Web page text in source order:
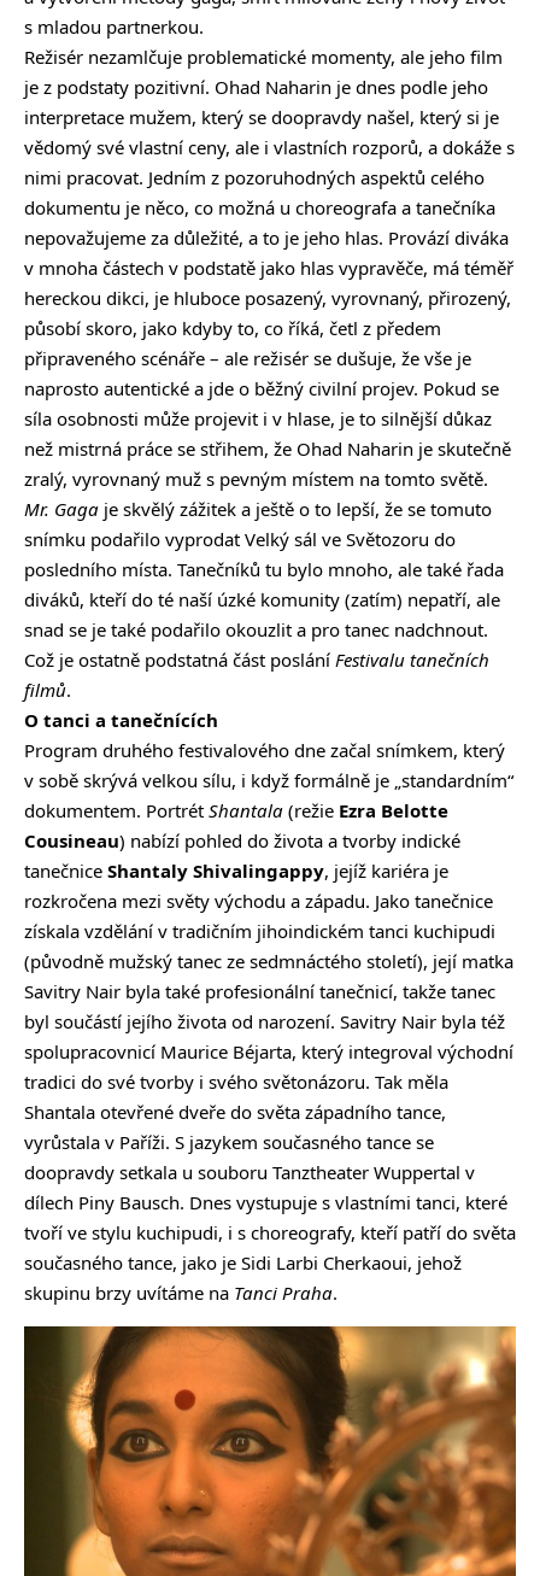
s mladou partnerkou.
Režisér nezamlčuje problematické momenty, ale jeho film
je z podstaty pozitivní. Ohad Naharin je dnes podle jeho
interpretace mužem, který se doopravdy našel, který si je
vědomý své vlastní ceny, ale i vlastních rozporů, a dokáže s
nimi pracovat. Jedním z pozoruhodných aspektů celého
dokumentu je něco, co možná u choreografa a tanečníka
nepovažujeme za důležité, a to je jeho hlas. Provází diváka
v mnoha částech v podstatě jako hlas vypravěče, má téměř
hereckou dikci, je hluboce posazený, vyrovnaný, přirozený,
působí skoro, jako kdyby to, co říká, četl z předem
připraveného scénáře – ale režisér se dušuje, že vše je
naprosto autentické a jde o běžný civilní projev. Pokud se
síla osobnosti může projevit i v hlase, je to silnější důkaz
než mistrná práce se střihem, že Ohad Naharin je skutečně
zralý, vyrovnaný muž s pevným místem na tomto světě.
Mr. Gaga je skvělý zážitek a ještě o to lepší, že se tomuto
snímku podařilo vyprodat Velký sál ve Světozoru do
posledního místa. Tanečníků tu bylo mnoho, ale také řada
diváků, kteří do té naší úzké komunity (zatím) nepatří, ale
snad se je také podařilo okouzlit a pro tanec nadchnout.
Což je ostatně podstatná část poslání Festivalu tanečních
filmů.
O tanci a tanečnících
Program druhého festivalového dne začal snímkem, který
v sobě skrývá velkou sílu, i když formálně je „standardním“
dokumentem. Portrét Shantala (režie Ezra Belotte
Cousineau) nabízí pohled do života a tvorby indické
tanečnice Shantaly Shivalingappy, jejíž kariéra je
rozkročena mezi světy východu a západu. Jako tanečnice
získala vzdělání v tradičním jihoindickém tanci kuchipudi
(původně mužský tanec ze sedmnáctého století), její matka
Savitry Nair byla také profesionální tanečnicí, takže tanec
byl součástí jejího života od narození. Savitry Nair byla též
spolupracovnicí Maurice Béjarta, který integroval východní
tradici do své tvorby i svého světonázoru. Tak měla
Shantala otevřené dveře do světa západního tance,
vyrůstala v Paříži. S jazykem současného tance se
doopravdy setkala u souboru Tanztheater Wuppertal v
dílech Piny Bausch. Dnes vystupuje s vlastními tanci, které
tvoří ve stylu kuchipudi, i s choreografy, kteří patří do světa
současného tance, jako je Sidi Larbi Cherkaoui, jehož
skupinu brzy uvítáme na Tanci Praha.